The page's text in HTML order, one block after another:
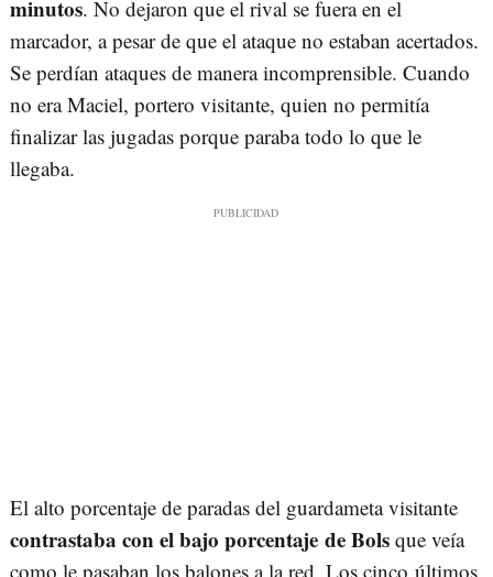
minutos. No dejaron que el rival se fuera en el
marcador, a pesar de que el ataque no estaban acertados.
Se perdían ataques de manera incomprensible. Cuando
no era Maciel, portero visitante, quien no permitía
finalizar las jugadas porque paraba todo lo que le
llegaba.
El alto porcentaje de paradas del guardameta visitante
contrastaba con el bajo porcentaje de Bols que veía
como le pasaban los balones a la red. Los cinco últimos